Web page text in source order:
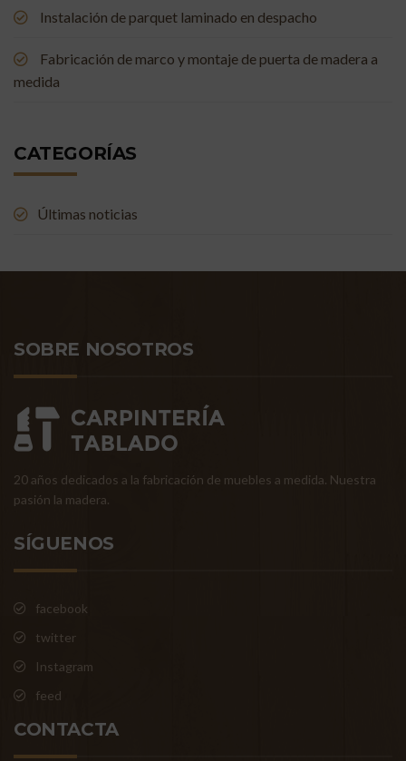
Instalación de parquet laminado en despacho
Fabricación de marco y montaje de puerta de madera a
medida
CATEGORÍAS
Últimas noticias
SOBRE NOSOTROS
20 años dedicados a la fabricación de muebles a medida. Nuestra
pasión la madera.
SÍGUENOS
facebook
twitter
Instagram
feed
CONTACTA